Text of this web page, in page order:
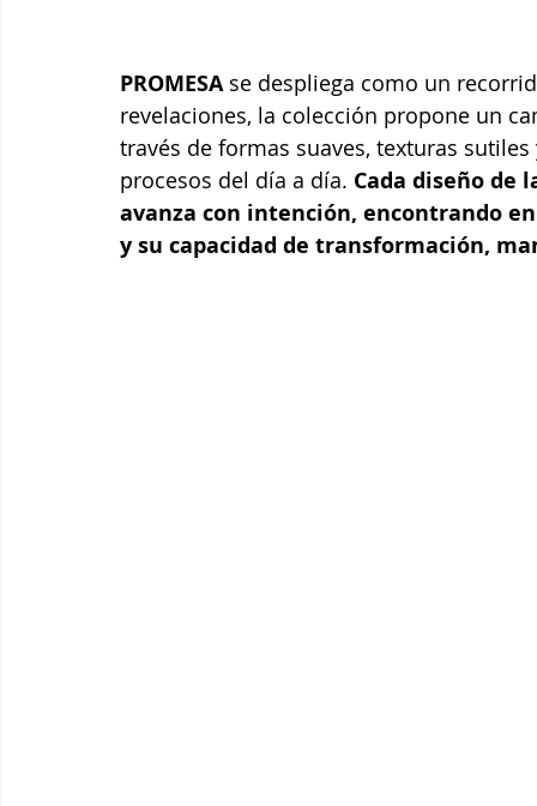
PROMESA se despliega como un
revelaciones, la colección propone un
través de formas suaves, texturas
procesos del día a día. Cada diseño de
avanza con intención, encontrando
y su capacidad de transformación,